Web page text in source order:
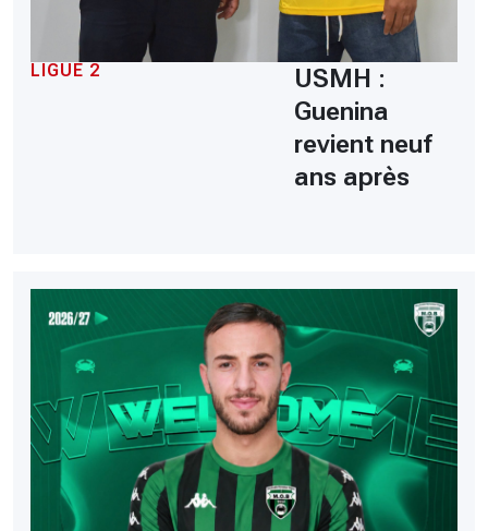
LIGUE 2
USMH :
Guenina
revient neuf
ans après